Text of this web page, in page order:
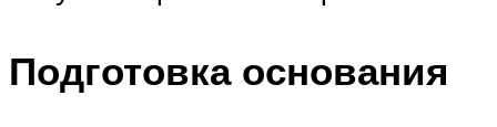
Подготовка основания